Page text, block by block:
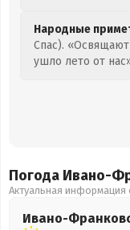
Народные
Спас).
ушло лето от
Погода Ивано-
Актуальная информация
Ивано-